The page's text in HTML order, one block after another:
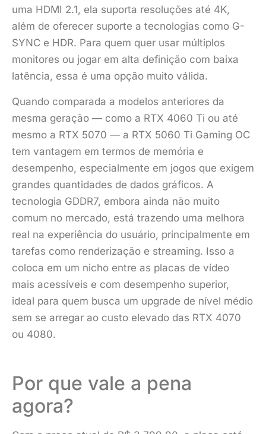
uma HDMI 2.1, ela suporta resoluções até 4K,
além de oferecer suporte a tecnologias como G-
SYNC e HDR. Para quem quer usar múltiplos
monitores ou jogar em alta definição com baixa
latência, essa é uma opção muito válida.
Quando comparada a modelos anteriores da
mesma geração — como a RTX 4060 Ti ou até
mesmo a RTX 5070 — a RTX 5060 Ti Gaming OC
tem vantagem em termos de memória e
desempenho, especialmente em jogos que exigem
grandes quantidades de dados gráficos. A
tecnologia GDDR7, embora ainda não muito
comum no mercado, está trazendo uma melhora
real na experiência do usuário, principalmente em
tarefas como renderização e streaming. Isso a
coloca em um nicho entre as placas de vídeo
mais acessíveis e com desempenho superior,
ideal para quem busca um upgrade de nível médio
sem se arregar ao custo elevado das RTX 4070
ou 4080.
Por que vale a pena
agora?